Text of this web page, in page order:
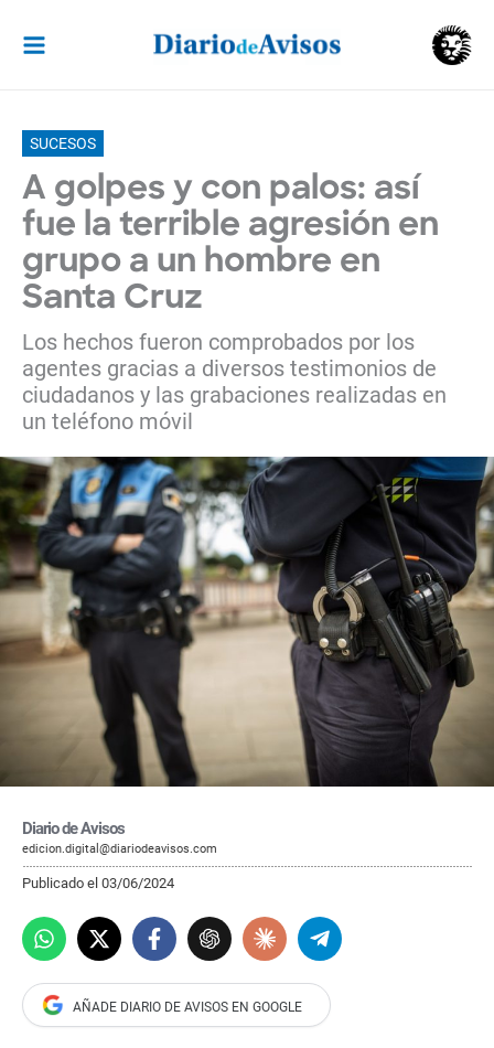
contenido
SUCESOS
A golpes y con palos: así
fue la terrible agresión en
grupo a un hombre en
Santa Cruz
Los hechos fueron comprobados por los
agentes gracias a diversos testimonios de
ciudadanos y las grabaciones realizadas en
un teléfono móvil
Diario de Avisos
edicion.digital@diariodeavisos.com
Publicado el 03/06/2024